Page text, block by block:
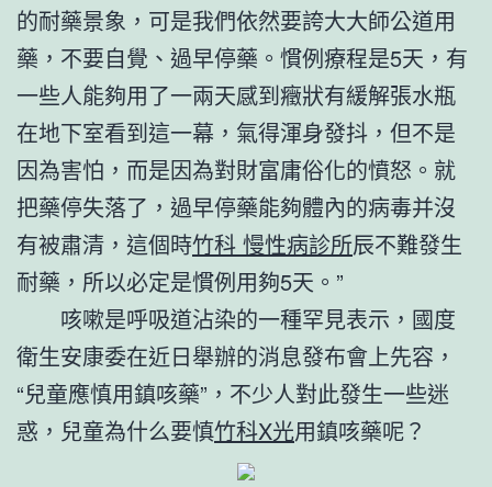
的耐藥景象，可是我們依然要誇大大師公道用
藥，不要自覺、過早停藥。慣例療程是5天，有
一些人能夠用了一兩天感到癥狀有緩解張水瓶
在地下室看到這一幕，氣得渾身發抖，但不是
因為害怕，而是因為對財富庸俗化的憤怒。就
把藥停失落了，過早停藥能夠體內的病毒并沒
有被肅清，這個時竹科 慢性病診所辰不難發生
耐藥，所以必定是慣例用夠5天。”
咳嗽是呼吸道沾染的一種罕見表示，國度
衛生安康委在近日舉辦的消息發布會上先容，
“兒童應慎用鎮咳藥”，不少人對此發生一些迷
惑，兒童為什么要慎竹科X光用鎮咳藥呢？